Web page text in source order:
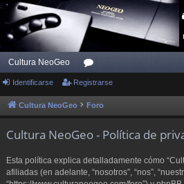
Cultura NeoGeo
or
os
Identificarse Registrarse
Cultura NeoGeo Foro
Cultura NeoGeo - Política de
Esta política explica detalladamente cómo
afiliadas (en adelante, “nosotros”, “nos”,